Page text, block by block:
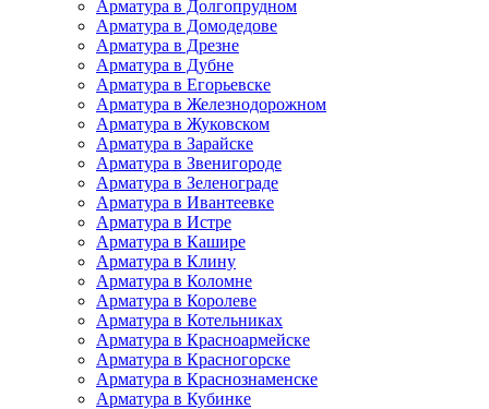
Арматура в Долгопрудном
Арматура в Домодедове
Арматура в Дрезне
Арматура в Дубне
Арматура в Егорьевске
Арматура в Железнодорожном
Арматура в Жуковском
Арматура в Зарайске
Арматура в Звенигороде
Арматура в Зеленограде
Арматура в Ивантеевке
Арматура в Истре
Арматура в Кашире
Арматура в Клину
Арматура в Коломне
Арматура в Королеве
Арматура в Котельниках
Арматура в Красноармейске
Арматура в Красногорске
Арматура в Краснознаменске
Арматура в Кубинке